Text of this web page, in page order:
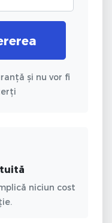
și nu vor fi
niciun cost